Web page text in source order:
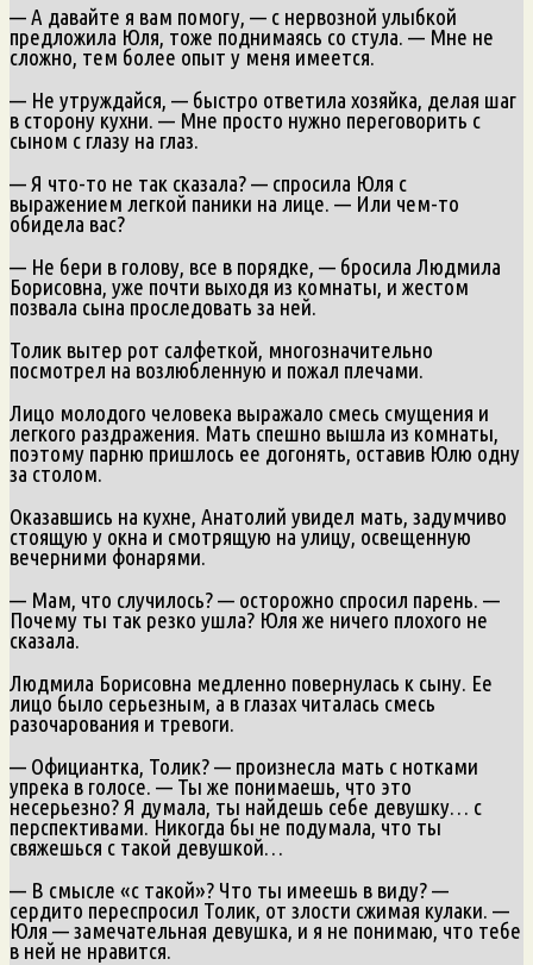
— А давайте я вам помогу, — с нервозной улыбкой
предложила Юля, тоже поднимаясь со стула. — Мне не
сложно, тем более опыт у меня имеется.
— Не утруждайся, — быстро ответила хозяйка, делая шаг
в сторону кухни. — Мне просто нужно переговорить с
сыном с глазу на глаз.
— Я что-то не так сказала? — спросила Юля с
выражением легкой паники на лице. — Или чем-то
обидела вас?
— Не бери в голову, все в порядке, — бросила Людмила
Борисовна, уже почти выходя из комнаты, и жестом
позвала сына проследовать за ней.
Толик вытер рот салфеткой, многозначительно
посмотрел на возлюбленную и пожал плечами.
Лицо молодого человека выражало смесь смущения и
легкого раздражения. Мать спешно вышла из комнаты,
поэтому парню пришлось ее догонять, оставив Юлю одну
за столом.
Оказавшись на кухне, Анатолий увидел мать, задумчиво
стоящую у окна и смотрящую на улицу, освещенную
вечерними фонарями.
— Мам, что случилось? — осторожно спросил парень. —
Почему ты так резко ушла? Юля же ничего плохого не
сказала.
Людмила Борисовна медленно повернулась к сыну. Ее
лицо было серьезным, а в глазах читалась смесь
разочарования и тревоги.
— Официантка, Толик? — произнесла мать с нотками
упрека в голосе. — Ты же понимаешь, что это
несерьезно? Я думала, ты найдешь себе девушку… с
перспективами. Никогда бы не подумала, что ты
свяжешься с такой девушкой…
— В смысле «с такой»? Что ты имеешь в виду? —
сердито переспросил Толик, от злости сжимая кулаки. —
Юля — замечательная девушка, и я не понимаю, что тебе
в ней не нравится.